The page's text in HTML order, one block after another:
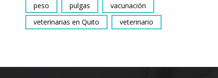
peso
pulgas
vacunación
veterinarias en Quito
veterinario